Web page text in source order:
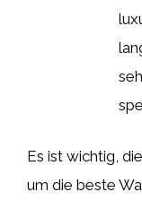
Es ist wichtig, die
um die beste